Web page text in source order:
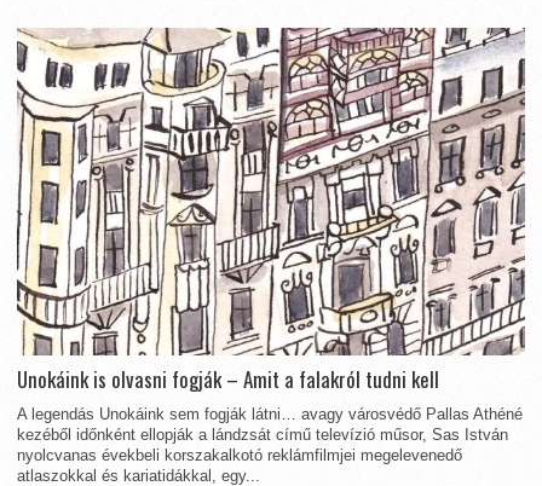
Unokáink is olvasni fogják – Amit a falakról tudni kell
A legendás Unokáink sem fogják látni… avagy városvédő Pallas Athéné
kezéből időnként ellopják a lándzsát című televízió műsor, Sas István
nyolcvanas évekbeli korszakalkotó reklámfilmjei megelevenedő
atlaszokkal és kariatidákkal, egy...